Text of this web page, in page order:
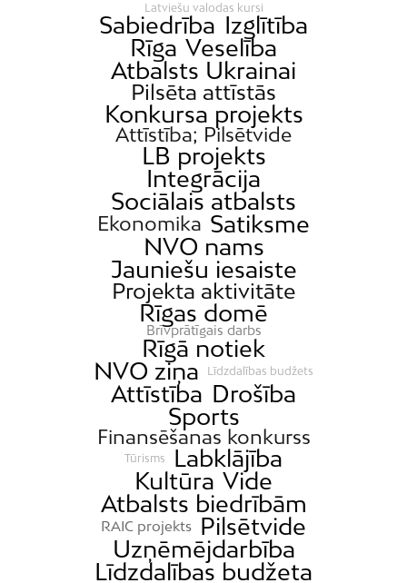
Latviešu valodas kursi
Sabiedrība Izglītība
Rīga Veselība
Atbalsts Ukrainai
Pilsēta attīstās
Konkursa projekts
Attīstība; Pilsētvide
LB projekts
Integrācija
Sociālais atbalsts
Ekonomika Satiksme
NVO nams
Jauniešu iesaiste
Projekta aktivitāte
Rīgas domē
Brīvprātīgais darbs
Rīgā notiek
NVO ziņa
Līdzdalības budžets
Attīstība Drošība
Sports
Finansēšanas konkurss
Tūrisms
Labklājība
Kultūra Vide
Atbalsts biedrībām
RAIC projekts
Pilsētvide
Uzņēmējdarbība
Līdzdalības budžeta